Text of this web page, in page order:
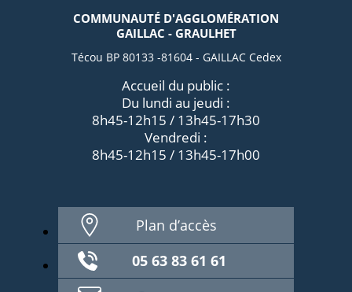
COMMUNAUTÉ D'AGGLOMÉRATION
GAILLAC - GRAULHET
Técou BP 80133 -81604 - GAILLAC Cedex
Accueil du public :
Du lundi au jeudi :
8h45-12h15 / 13h45-17h30
Vendredi :
8h45-12h15 / 13h45-17h00
Plan d’accès
05 63 83 61 61